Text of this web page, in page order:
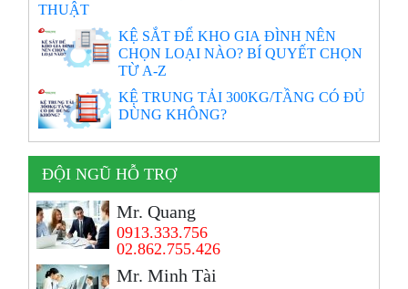
THUẬT
KỆ SẮT ĐỂ KHO GIA ĐÌNH NÊN
CHỌN LOẠI NÀO? BÍ QUYẾT CHỌN
TỪ A-Z
KỆ TRUNG TẢI 300KG/TẦNG CÓ ĐỦ
DÙNG KHÔNG?
ĐỘI NGŨ HỖ TRỢ
Mr. Quang
0913.333.756
02.862.755.426
Mr. Minh Tài